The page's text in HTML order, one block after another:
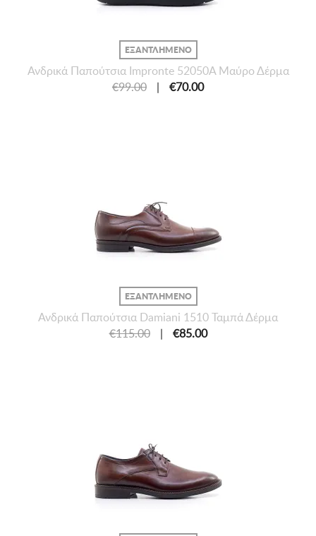
ΕΞΑΝΤΛΗΜΕΝΟ
Ανδρικά Παπούτσια Impronte 52050A Μαύρο Δέρμα
€99.00
| €70.00
ΕΞΑΝΤΛΗΜΕΝΟ
Ανδρικά Παπούτσια Damiani 1510 Ταμπά Δέρμα
€115.00
| €85.00